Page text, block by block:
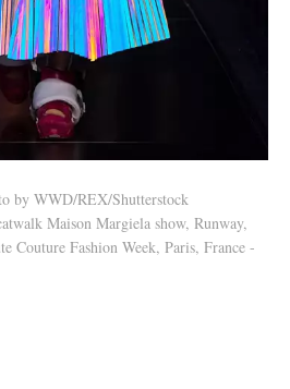
by WWD/REX/Shutterstock
Maison Margiela show, Runway,
Couture Fashion Week, Paris, France -